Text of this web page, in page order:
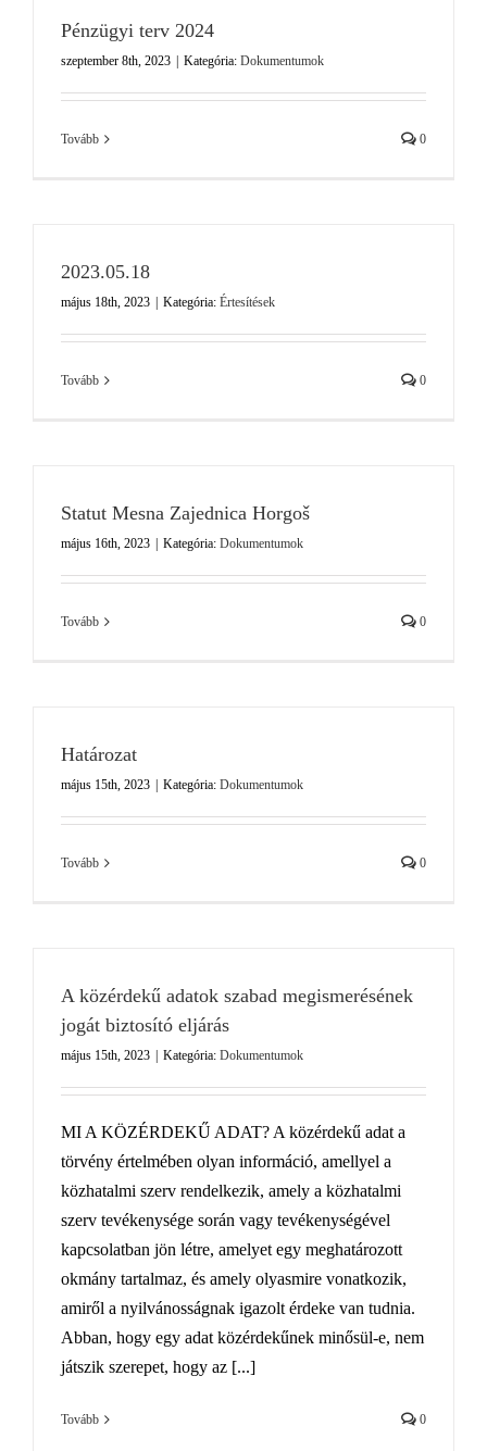
Pénzügyi terv 2024
szeptember 8th, 2023 Kategória: Dokumentumok
Tovább 0
2023.05.18
május 18th, 2023 Kategória: Értesítések
Tovább 0
Statut Mesna Zajednica Horgoš
május 16th, 2023 Kategória: Dokumentumok
Tovább 0
Határozat
május 15th, 2023 Kategória: Dokumentumok
Tovább 0
A közérdekű adatok szabad megismerésének
jogát biztosító eljárás
május 15th, 2023 Kategória: Dokumentumok
MI A KÖZÉRDEKŰ ADAT? A közérdekű adat a
törvény értelmében olyan információ, amellyel a
közhatalmi szerv rendelkezik, amely a közhatalmi
szerv tevékenysége során vagy tevékenységével
kapcsolatban jön létre, amelyet egy meghatározott
okmány tartalmaz, és amely olyasmire vonatkozik,
amiről a nyilvánosságnak igazolt érdeke van tudnia.
Abban, hogy egy adat közérdekűnek minősül-e, nem
játszik szerepet, hogy az [...]
Tovább 0